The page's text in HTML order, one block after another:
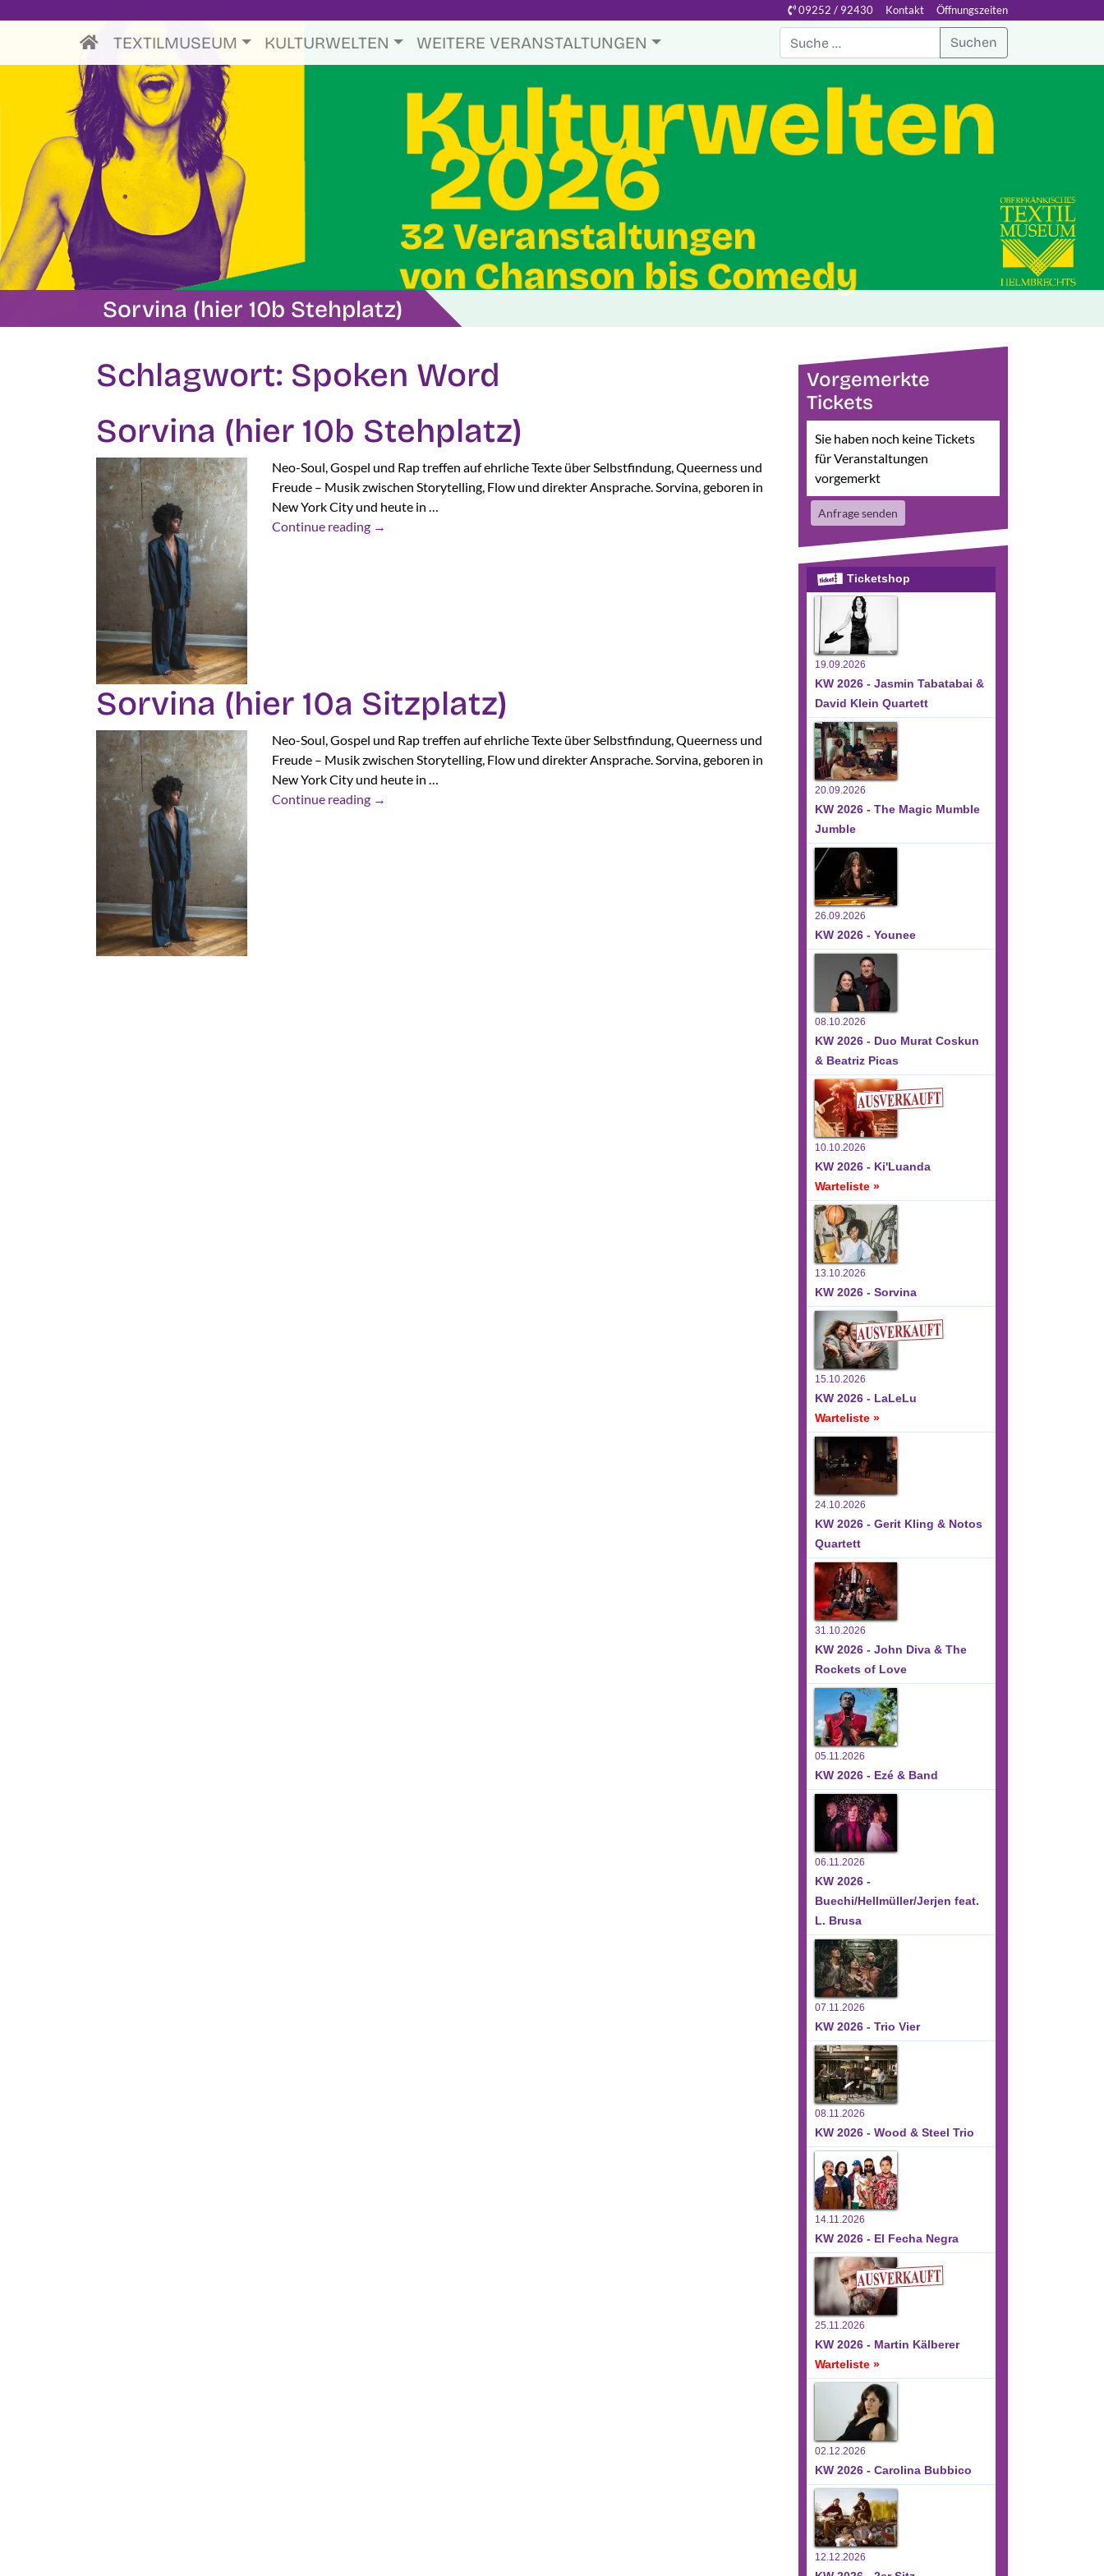
09252 / 92430 Kontakt Öffnungszeiten
TEXTILMUSEUM KULTURWELTEN WEITERE VERANSTALTUNGEN Suchen
Sorvina (hier 10b Stehplatz)
Schlagwort: Spoken Word
Sorvina (hier 10b Stehplatz)
Neo-Soul, Gospel und Rap treffen auf ehrliche Texte über Selbstfindung, Queerness und
Freude – Musik zwischen Storytelling, Flow und direkter Ansprache. Sorvina, geboren in
New York City und heute in …
Continue reading →
Sorvina (hier 10a Sitzplatz)
Neo-Soul, Gospel und Rap treffen auf ehrliche Texte über Selbstfindung, Queerness und
Freude – Musik zwischen Storytelling, Flow und direkter Ansprache. Sorvina, geboren in
New York City und heute in …
Continue reading →
Vorgemerkte
Tickets
Sie haben noch keine Tickets
für Veranstaltungen
vorgemerkt
Anfrage senden
Ticketshop
19.09.2026
KW 2026 - Jasmin Tabatabai &
David Klein Quartett
20.09.2026
KW 2026 - The Magic Mumble
Jumble
26.09.2026
KW 2026 - Younee
08.10.2026
KW 2026 - Duo Murat Coskun
& Beatriz Picas
10.10.2026
KW 2026 - Ki'Luanda
Warteliste »
13.10.2026
KW 2026 - Sorvina
15.10.2026
KW 2026 - LaLeLu
Warteliste »
24.10.2026
KW 2026 - Gerit Kling & Notos
Quartett
31.10.2026
KW 2026 - John Diva & The
Rockets of Love
05.11.2026
KW 2026 - Ezé & Band
06.11.2026
KW 2026 -
Buechi/Hellmüller/Jerjen feat.
L. Brusa
07.11.2026
KW 2026 - Trio Vier
08.11.2026
KW 2026 - Wood & Steel Trio
14.11.2026
KW 2026 - El Fecha Negra
25.11.2026
KW 2026 - Martin Kälberer
Warteliste »
02.12.2026
KW 2026 - Carolina Bubbico
12.12.2026